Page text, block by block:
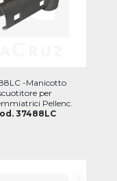
-Manicotto
per
Pellenc.
37488LC